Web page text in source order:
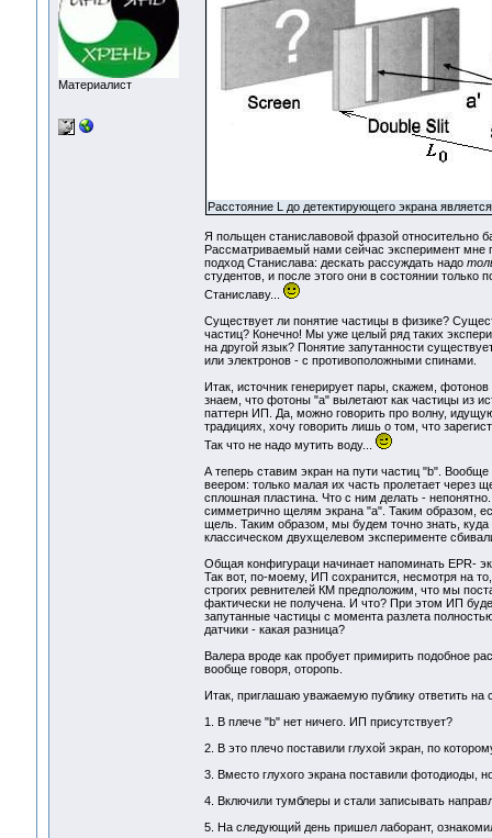
Материалист
Расстояние L до детектирующего экрана
Я польщен станиславовой фразой относительно
Рассматриваемый нами сейчас эксперимент мне
подход Станислава: дескать рассуждать надо
студентов, и после этого они в состоянии
Станиславу...
Существует ли понятие частицы в физике?
частиц? Конечно! Мы уже целый ряд таких
на другой язык? Понятие запутанности
или электронов - с противоположными спинами.
Итак, источник генерирует пары, скажем,
знаем, что фотоны "а" вылетают как частицы из
паттерн ИП. Да, можно говорить про волну,
традициях, хочу говорить лишь о том, что
Так что не надо мутить воду...
А теперь ставим экран на пути частиц "b".
веером: только малая их часть пролетает через
сплошная пластина. Что с ним делать -
симметрично щелям экрана "а". Таким образом,
щель. Таким образом, мы будем точно знать,
классическом двухщелевом эксперименте
Общая конфигураци начинает напоминать EPR-
Так вот, по-моему, ИП сохранится, несмотря на
строгих ревнителей КМ предположим, что мы
фактически не получена. И что? При этом ИП
запутанные частицы с момента разлета
датчики - какая разница?
Валера вроде как пробует примирить подобное
вообще говоря, оторопь.
Итак, приглашаю уважаемую публику ответить
1. В плече "b" нет ничего. ИП присутствует?
2. В это плечо поставили глухой экран, по
3. Вместо глухого экрана поставили фотодиоды,
4. Включили тумблеры и стали записывать
5. На следующий день пришел лаборант,